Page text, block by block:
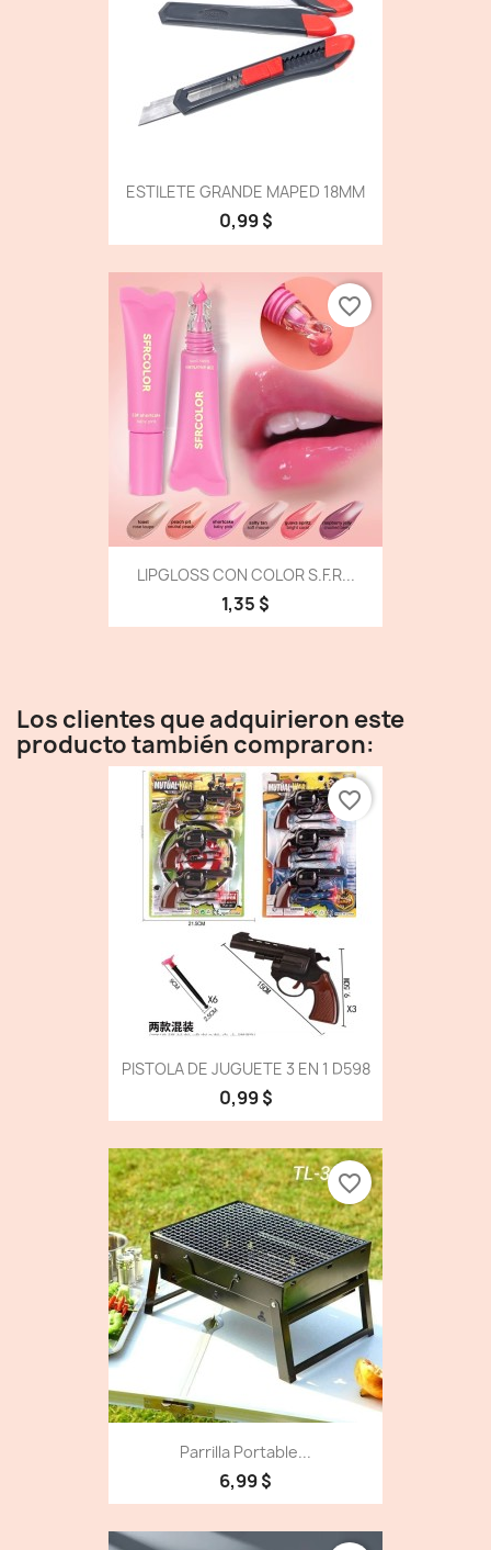
ESTILETE GRANDE MAPED 18MM
0,99 $
LIPGLOSS CON COLOR S.F.R...
1,35 $
favorite_border
Los clientes que adquirieron este
producto también compraron:
PISTOLA DE JUGUETE 3 EN 1 D598
0,99 $
favorite_border
Parrilla Portable...
6,99 $
favorite_border